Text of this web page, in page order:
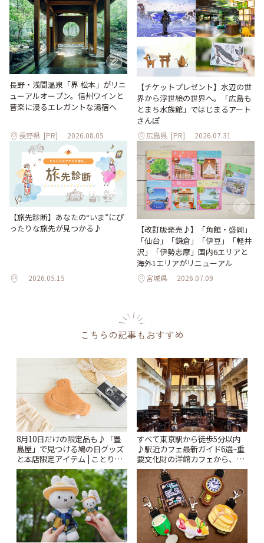
長野・浅間温泉「界 松本」がリニ
ューアルオープン。信州ワインと
音楽に浸るエレガントな湯宿へ
長野県 [PR] 2026.08.05
【チケットプレゼント】水辺の世
界から浮世絵の世界へ。「広島も
とまち水族館」ではじまるアート
さんぽ
広島県 [PR] 2026.07.31
【旅先診断】あなたの“いま”にぴ
ったりな旅先が見つかる♪
2026.05.15
【改訂版発売♪】「角館・盛岡」
「仙台」「鎌倉」「伊豆」「軽井
沢」「伊勢志摩」国内6エリアと
海外1エリアがリニューアル
宮城県 2026.07.09
こちらの記事もおすすめ
8月10日だけの限定品も♪「豊
島屋」で見つける鳩の日グッズ
と本店限定アイテム | ことりっ
ぷ
すべて東京駅から徒歩5分以内
♪駅近カフェ最新ガイド6選~重
要文化財の洋館カフェから、改
札すぐのレトロ喫茶まで~ | こと
りっぷ